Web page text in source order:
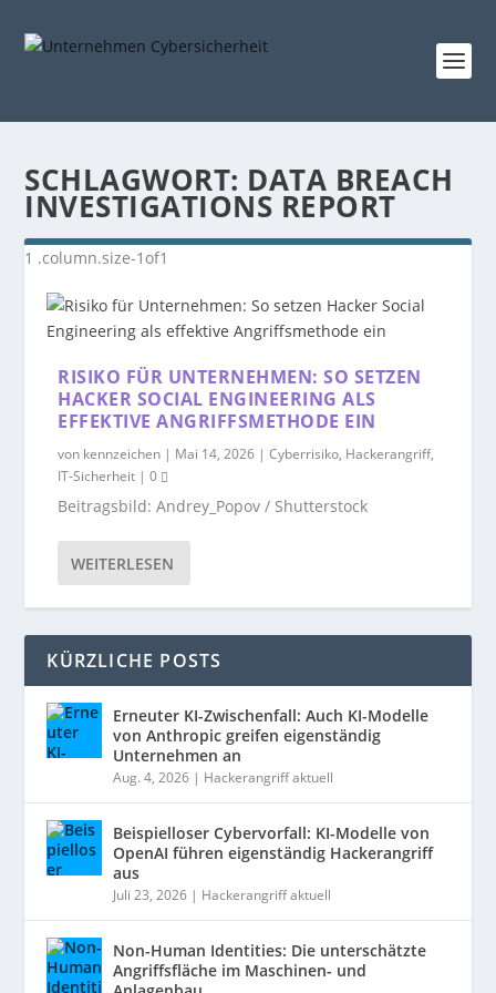
SCHLAGWORT: DATA BREACH
INVESTIGATIONS REPORT
RISIKO FÜR UNTERNEHMEN: SO SETZEN
HACKER SOCIAL ENGINEERING ALS
EFFEKTIVE ANGRIFFSMETHODE EIN
von kennzeichen | Mai 14, 2026 |Cyberrisiko, Hackerangriff,
IT-Sicherheit |0
Beitragsbild: Andrey_Popov / Shutterstock
WEITERLESEN
KÜRZLICHE POSTS
Erneuter KI-Zwischenfall: Auch KI-Modelle
von Anthropic greifen eigenständig
Unternehmen an
Aug. 4, 2026 | Hackerangriff aktuell
Beispielloser Cybervorfall: KI-Modelle von
OpenAI führen eigenständig Hackerangriff
aus
Juli 23, 2026 | Hackerangriff aktuell
Non-Human Identities: Die unterschätzte
Angriffsfläche im Maschinen- und